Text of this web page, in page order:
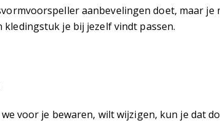
aanbevelingen doet, maar je
kledingstuk je bij jezelf vindt passen.
voor je bewaren, wilt wijzigen, kun je dat